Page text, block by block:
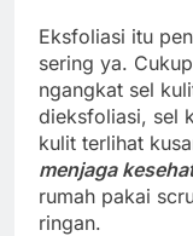
Eksfoliasi itu
sering ya.
ngangkat sel
dieksfoliasi, sel
kulit terlihat
menjaga
rumah pakai
ringan.